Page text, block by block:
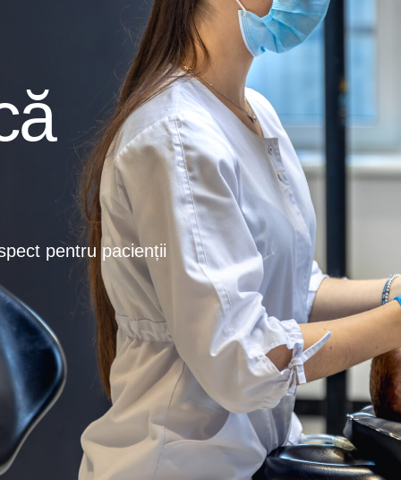
pentru pacienții